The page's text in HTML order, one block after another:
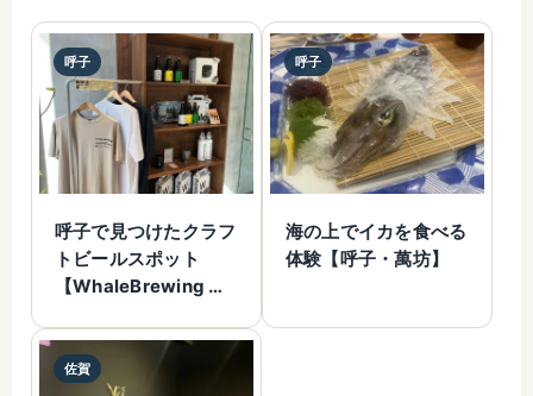
呼子
呼子で見つけたクラフ
トビールスポット
【WhaleBrewing 呼
所】
呼子
海の上でイカを食べる
体験【呼子・萬坊】
佐賀